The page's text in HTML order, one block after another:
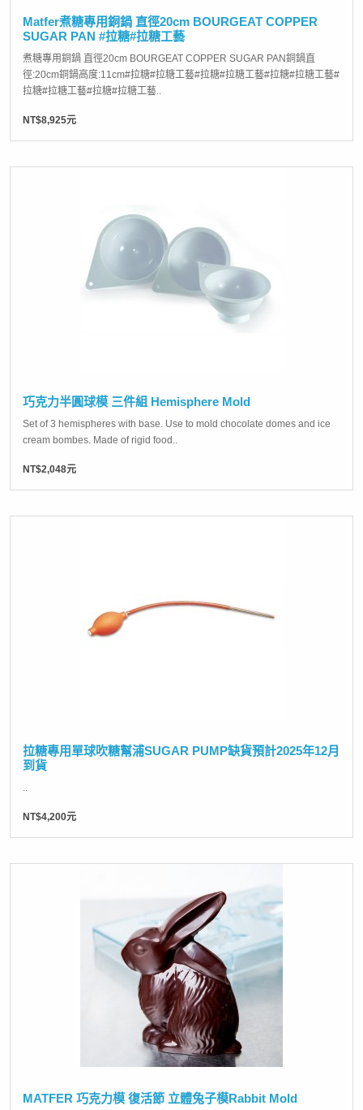
Matfer煮糖專用銅鍋 直徑20cm BOURGEAT COPPER
SUGAR PAN #拉糖#拉糖工藝
煮糖專用銅鍋 直徑20cm BOURGEAT COPPER SUGAR PAN銅鍋直
徑:20cm銅鍋高度:11cm#拉糖#拉糖工藝#拉糖#拉糖工藝#拉糖#拉糖工藝#
拉糖#拉糖工藝#拉糖#拉糖工藝..
NT$8,925元
巧克力半圓球模 三件組 Hemisphere Mold
Set of 3 hemispheres with base. Use to mold chocolate domes and ice
cream bombes. Made of rigid food..
NT$2,048元
拉糖專用單球吹糖幫浦SUGAR PUMP缺貨預計2025年12月
到貨
..
NT$4,200元
MATFER 巧克力模 復活節 立體兔子模Rabbit Mold